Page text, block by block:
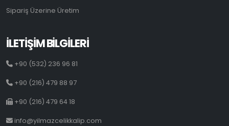
Sipariş Üzerine Üretim
İLETİŞİM BİLGİLERİ
+90 (532) 236 96 81
+90 (216) 479 88 97
+90 (216) 479 64 18
info@yilmazcelikkalip.com